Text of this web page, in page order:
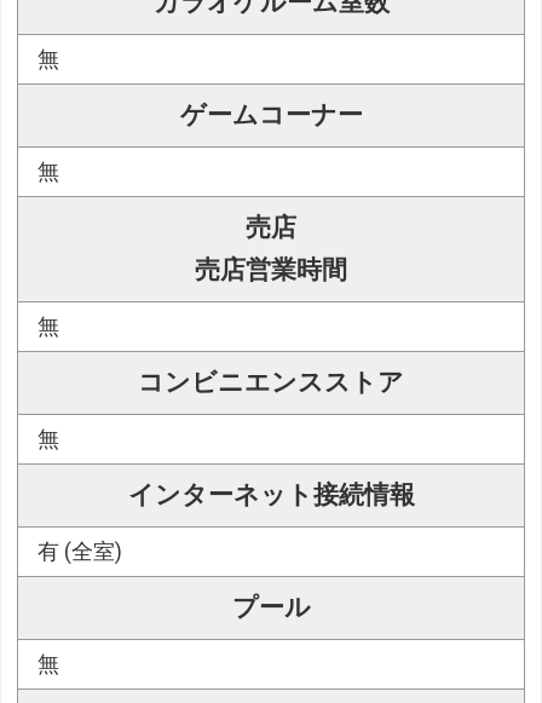
無
ゲームコーナー
無
売店
売店営業時間
無
コンビニエンスストア
無
インターネット接続情報
有 (全室)
プール
無